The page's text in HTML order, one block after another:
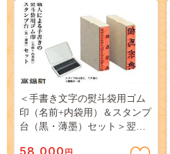
＜手書き文字の熨斗袋用ゴム
印（名前+内袋用）＆スタンプ
台（黒・薄墨）セット＞翌月
58,000